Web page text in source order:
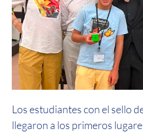
Los estudiantes con el sello
llegaron a los primeros